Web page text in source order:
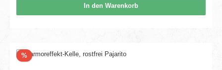
In den Warenkorb
%Rabatt